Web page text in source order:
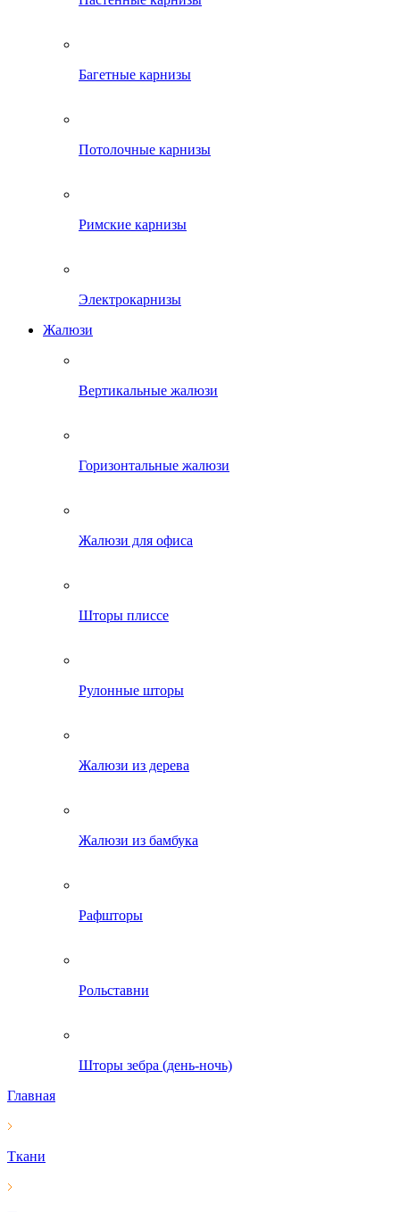
Багетные карнизы
Потолочные карнизы
Римские карнизы
Электрокарнизы
Жалюзи
Вертикальные жалюзи
Горизонтальные жалюзи
Жалюзи для офиса
Шторы плиссе
Рулонные шторы
Жалюзи из дерева
Жалюзи из бамбука
Рафшторы
Рольставни
Шторы зебра (день-ночь)
Главная
Ткани